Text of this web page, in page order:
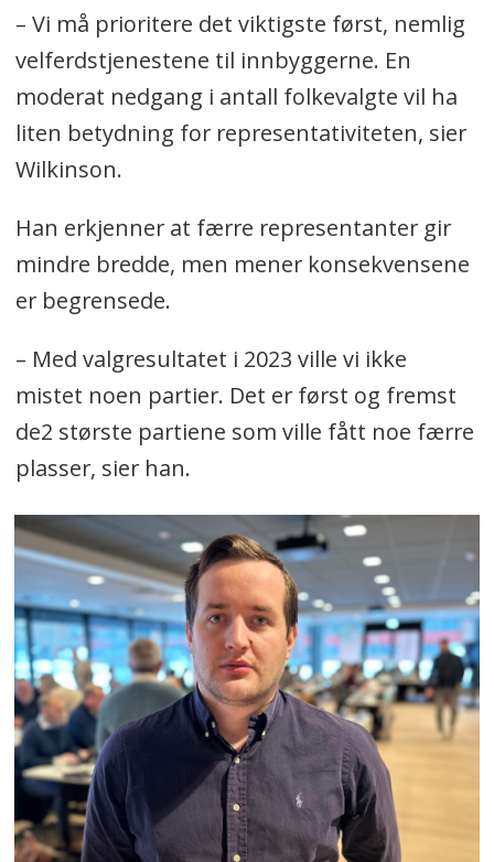
– Vi må prioritere det viktigste først, nemlig
velferdstjenestene til innbyggerne. En
moderat nedgang i antall folkevalgte vil ha
liten betydning for representativiteten, sier
Wilkinson.
Han erkjenner at færre representanter gir
mindre bredde, men mener konsekvensene
er begrensede.
– Med valgresultatet i 2023 ville vi ikke
mistet noen partier. Det er først og fremst
de2 største partiene som ville fått noe færre
plasser, sier han.